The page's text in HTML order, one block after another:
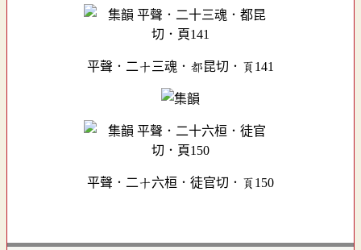
平聲．二十三魂．都昆切．頁141
平聲．二十六桓．徒官切．頁150